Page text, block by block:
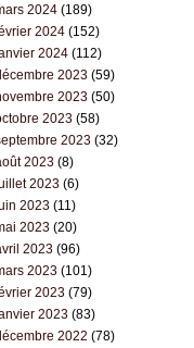
2024(189)
2024(152)
2024(112)
2023(59)
2023(50)
2023(58)
2023(32)
2023(8)
2023(6)
2023(11)
2023(20)
2023(96)
2023(101)
2023(79)
2023(83)
2022 (78)